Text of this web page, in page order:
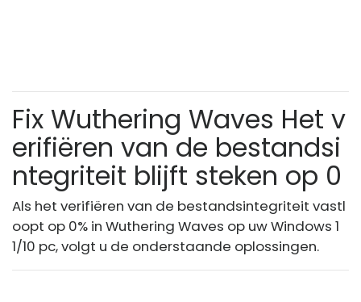
Fix Wuthering Waves Het v
erifiëren van de bestandsi
ntegriteit blijft steken op 0
Als het verifiëren van de bestandsintegriteit vastl
oopt op 0% in Wuthering Waves op uw Windows 1
1/10 pc, volgt u de onderstaande oplossingen.